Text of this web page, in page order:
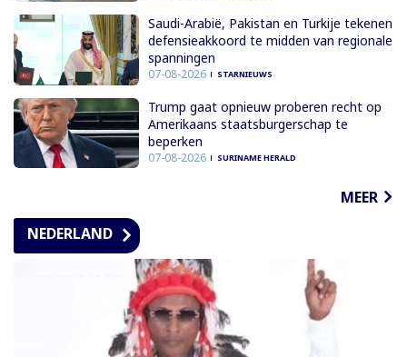
Saudi-Arabië, Pakistan en Turkije tekenen
defensieakkoord te midden van regionale
spanningen
07-08-2026 STARNIEUWS
Trump gaat opnieuw proberen recht op
Amerikaans staatsburgerschap te
beperken
07-08-2026 SURINAME HERALD
MEER
NEDERLAND